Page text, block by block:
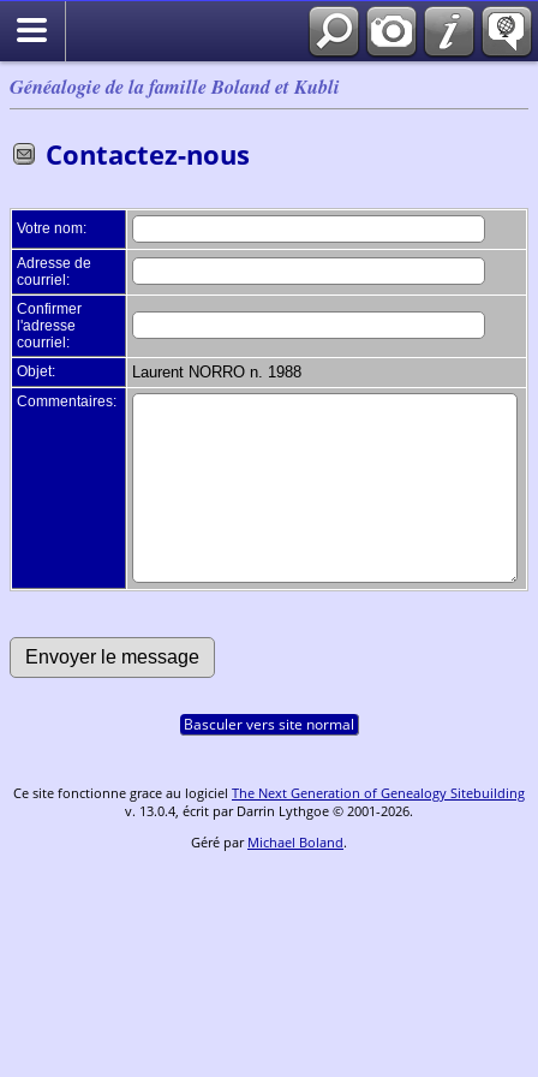
Généalogie de la famille Boland et Kubli
Contactez-nous
Votre nom:
Adresse de
courriel:
Confirmer
l'adresse
courriel:
Objet:
Laurent NORRO n. 1988
Commentaires:
Basculer vers site normal
Ce site fonctionne grace au logiciel The Next Generation of Genealogy Sitebuilding
v. 13.0.4, écrit par Darrin Lythgoe © 2001-2026.
Géré par Michael Boland.